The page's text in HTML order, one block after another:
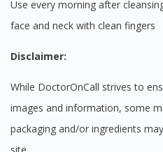
Use every morning after cleansing and toning, gently apply to
face and neck with clean fingers
Disclaimer:
While DoctorOnCall strives to ensure the accuracy of its product
images and information, some
packaging and/or ingredients